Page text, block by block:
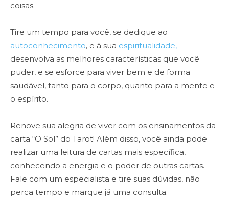
coisas.
Tire um tempo para você, se dedique ao
autoconhecimento, e à sua espiritualidade,
desenvolva as melhores características que você
puder, e se esforce para viver bem e de forma
saudável, tanto para o corpo, quanto para a mente e
o espírito.
Renove sua alegria de viver com os ensinamentos da
carta “O Sol” do Tarot! Além disso, você ainda pode
realizar uma leitura de cartas mais específica,
conhecendo a energia e o poder de outras cartas.
Fale com um especialista e tire suas dúvidas, não
perca tempo e marque já uma consulta.